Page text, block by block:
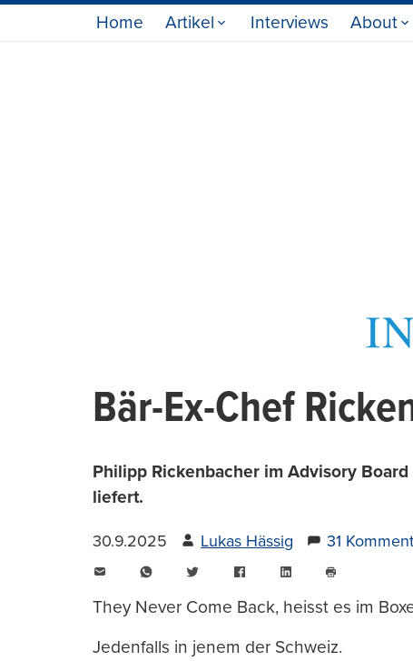
Home Artikel Interviews About
Bär-Ex-Chef
Philipp Rickenbacher im Advisory
liefert.
30.9.2025 Lukas Hässig 31
WhatsAppTwitter FacebookLinkedIn
drucken
They Never Come Back, heisst es im
Jedenfalls in jenem der Schweiz.